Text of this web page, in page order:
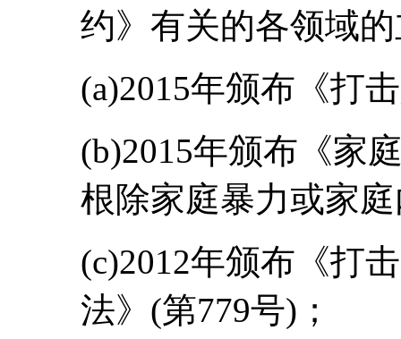
约》有关的各领域
(a)2015年颁布《打
(b)2015年颁布《家
根除家庭暴力或家
(c)2012年颁布《打
法》(第779号)；